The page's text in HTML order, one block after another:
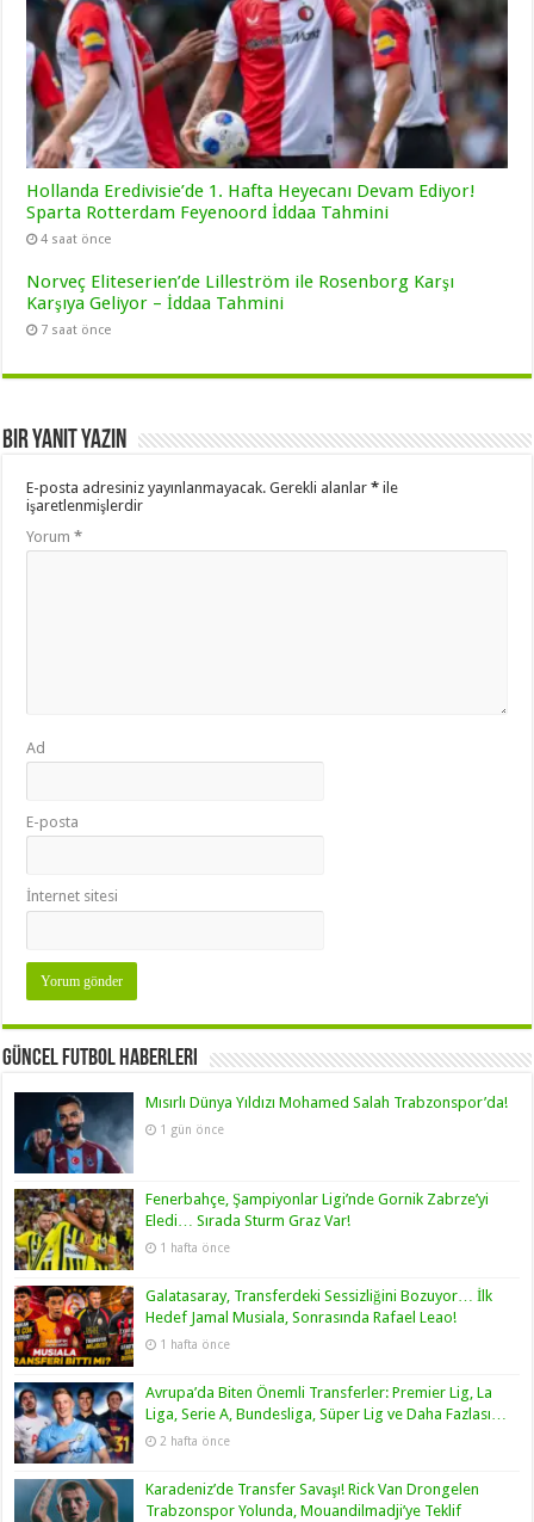
Hollanda Eredivisie’de 1. Hafta Heyecanı Devam Ediyor!
Sparta Rotterdam Feyenoord İddaa Tahmini
4 saat önce
Norveç Eliteserien’de Lilleström ile Rosenborg Karşı
Karşıya Geliyor – İddaa Tahmini
7 saat önce
Bir yanıt yazın
E-posta adresiniz yayınlanmayacak. Gerekli alanlar* ile
işaretlenmişlerdir
Yorum*
Ad
E-posta
İnternet sitesi
Güncel Futbol Haberleri
Mısırlı Dünya Yıldızı Mohamed Salah Trabzonspor’da!
1 gün önce
Fenerbahçe, Şampiyonlar Ligi’nde Gornik Zabrze’yi
Eledi… Sırada Sturm Graz Var!
1 hafta önce
Galatasaray, Transferdeki Sessizliğini Bozuyor… İlk
Hedef Jamal Musiala, Sonrasında Rafael Leao!
1 hafta önce
Avrupa’da Biten Önemli Transferler: Premier Lig, La
Liga, Serie A, Bundesliga, Süper Lig ve Daha Fazlası…
2 hafta önce
Karadeniz’de Transfer Savaşı! Rick Van Drongelen
Trabzonspor Yolunda, Mouandilmadji’ye Teklif